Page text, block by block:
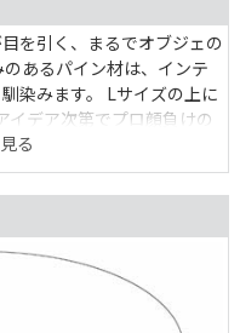
を引く、まるでオブジェの
あるパイン材は、インテ
染みます。 Lサイズの上に
イデア次第でプロ顔負けの
で、リビングにはもちろ
ルとしてもおすすめです。